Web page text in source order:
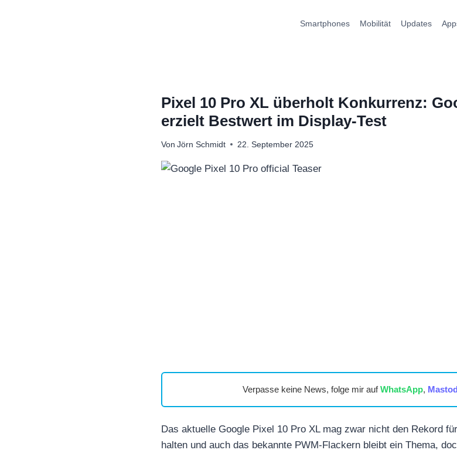
Smartphones Mobilität Updates
Pixel 10 Pro XL überholt Konkurrenz:
erzielt Bestwert im Display-Test
Von Jörn Schmidt 22. September 2025
Verpasse keine News, folge mir aufWhatsApp,
Das aktuelle Google Pixel 10 Pro XL mag zwar nicht den Rekord
halten und auch das bekannte PWM-Flackern bleibt ein Thema,